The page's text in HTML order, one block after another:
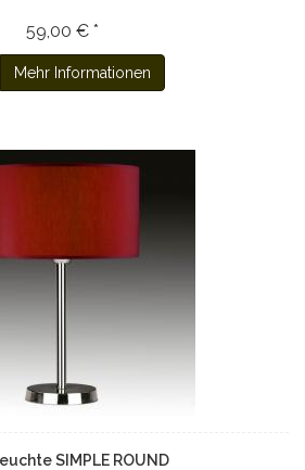
59,00 € *
Mehr Informationen
SIMPLE ROUND